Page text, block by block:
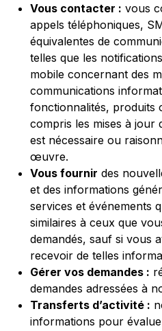
Vous contacter : vous
appels téléphoniques,
équivalentes de
telles que les
mobile concernant des
communications
fonctionnalités, produits
compris les mises à jour
est nécessaire ou
œuvre.
Vous fournir des
et des informations
services et événements
similaires à ceux que
demandés, sauf si vous
recevoir de telles
Gérer vos demandes :
demandes adressées à
Transferts d’activité :
informations pour